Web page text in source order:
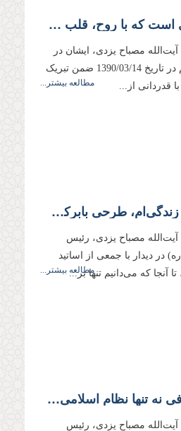
آیت‌الله مصباح یزدی: سپاه، نهادی است که با روح، قلب و دل مردم پیوند خورده است
مصباح یزدی، ایشان در
دیدار با پاسداران سپاه علی‌بن‌ابی‌طالب قم در تاریخ 1390/03/14 ضمن تبریک
قدردانی از...
مطالعه بیشتر...
علامه مصباح یزدی: بنده در طول زندگی‌ام، طرحی بابرکت‌تر از طرح ولایت ندیده‌ام
مصباح یزدی، رئیس
دیدار با جمعی از اساتید
آنجا که می‌دانیم تنها بر...مطالعه بیشتر...
آیت‌الله مصباح یزدی: گروه انحرافی نه تنها نظام اسلامی، بلكه اساس اسلام را تهدید می‌كند
مصباح یزدی، رئیس